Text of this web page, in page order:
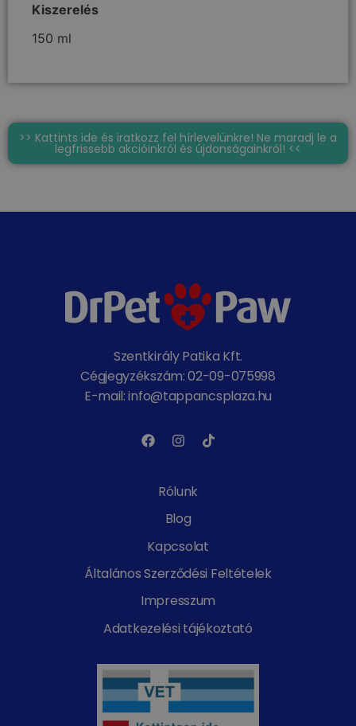
Kiszerelés
150 ml
>> Kattints ide és iratkozz fel hírlevelünkre! Ne maradj le a
legfrissebb akcióinkról és újdonságainkról! <<
Szentkirály Patika Kft.
Cégjegyzékszám: 02-09-075998
E-mail: info@tappancsplaza.hu
Rólunk
Blog
Kapcsolat
Általános Szerződési Feltételek
Impresszum
Adatkezelési tájékoztató